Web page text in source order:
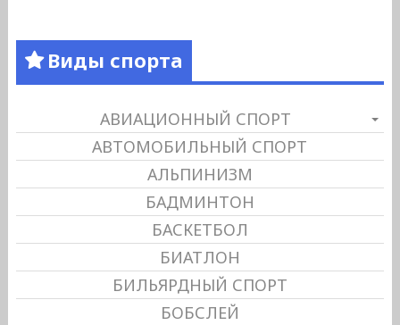
Виды спорта
АВИАЦИОННЫЙ СПОРТ
АВТОМОБИЛЬНЫЙ СПОРТ
АЛЬПИНИЗМ
БАДМИНТОН
БАСКЕТБОЛ
БИАТЛОН
БИЛЬЯРДНЫЙ СПОРТ
БОБСЛЕЙ